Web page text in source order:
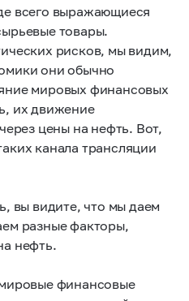
всего выражающиеся
товары.
рисков, мы видим,
они обычно
мировых финансовых
их движение
цены на нефть. Вот,
канала трансляции
вы видите, что мы даем
разные факторы,
нефть.
финансовые